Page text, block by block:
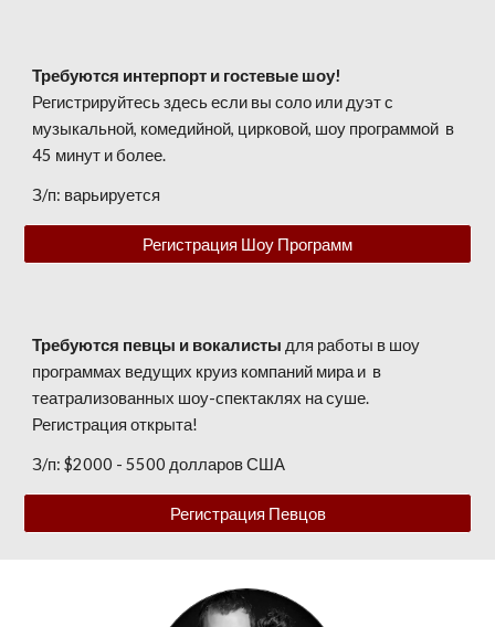
Требуются интерпорт и гостевые шоу!
Регистрируйтесь здесь если вы соло или дуэт с
музыкальной, комедийной, цирковой, шоу программой в
45 минут и более.
З/п: варьируется
Регистрация Шоу Программ
Требуются певцы и вокалисты для работы в шоу
программах ведущих круиз компаний мира и в
театрализованных шоу-спектаклях на суше.
Регистрация открыта!
З/п: $2000 - 5500 долларов США
Регистрация Певцов